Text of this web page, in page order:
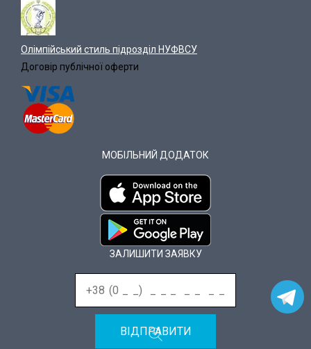
Олімпійський стиль підрозділ НУФВСУ
Договір публічної оферти
МОБІЛЬНИЙ ДОДАТОК
ЗАЛИШИТИ ЗАЯВКУ
ВІДПРАВИТИ